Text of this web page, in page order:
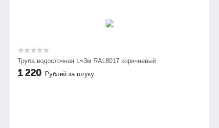
Труба водосточная L=3м RAL8017 коричневый
1 220 Рублей за штуку